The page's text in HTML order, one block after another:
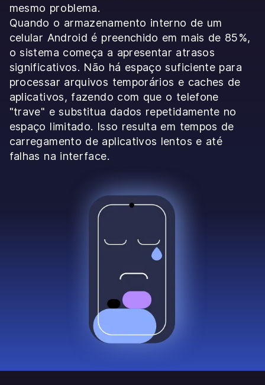
mesmo problema.
Quando o armazenamento interno de um
celular Android é preenchido em mais de 85%,
o sistema começa a apresentar atrasos
significativos. Não há espaço suficiente para
processar arquivos temporários e caches de
aplicativos, fazendo com que o telefone
"trave" e substitua dados repetidamente no
espaço limitado. Isso resulta em tempos de
carregamento de aplicativos lentos e até
falhas na interface.